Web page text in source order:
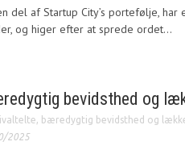
del af Startup City’s portefølje,
og higer efter at sprede ordet...
bevidsthed og
bæredygtig bevidsthed og
2025